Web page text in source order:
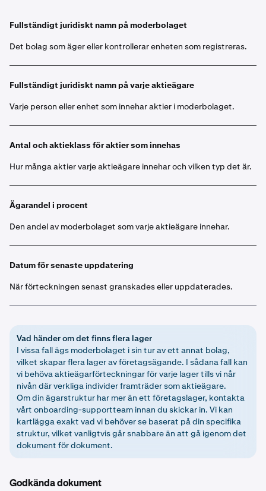
Fullständigt juridiskt namn på moderbolaget
Det bolag som äger eller kontrollerar enheten som registreras.
Fullständigt juridiskt namn på varje aktieägare
Varje person eller enhet som innehar aktier i moderbolaget.
Antal och aktieklass för aktier som innehas
Hur många aktier varje aktieägare innehar och vilken typ det är.
Ägarandel i procent
Den andel av moderbolaget som varje aktieägare innehar.
Datum för senaste uppdatering
När förteckningen senast granskades eller uppdaterades.
Vad händer om det finns flera lager
I vissa fall ägs moderbolaget i sin tur av ett annat bolag,
vilket skapar flera lager av företagsägande. I sådana fall kan
vi behöva aktieägarförteckningar för varje lager tills vi når
nivån där verkliga individer framträder som aktieägare.
Om din ägarstruktur har mer än ett företagslager, kontakta
vårt onboarding-supportteam innan du skickar in. Vi kan
kartlägga exakt vad vi behöver se baserat på din specifika
struktur, vilket vanligtvis går snabbare än att gå igenom det
dokument för dokument.
Godkända dokument